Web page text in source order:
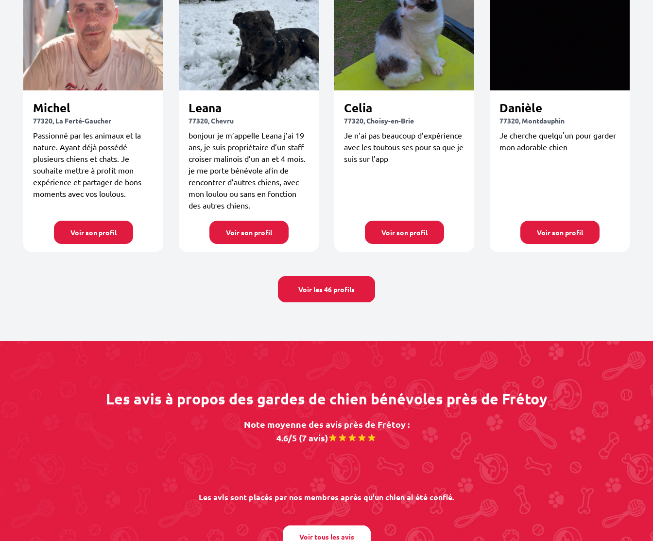
Michel
77320, La Ferté-Gaucher
Passionné par les animaux et la
nature. Ayant déjà possédé
plusieurs chiens et chats. Je
souhaite mettre à profit mon
expérience et partager de bons
moments avec vos loulous.
Voir son profil
Leana
77320, Chevru
bonjour je m’appelle Leana j’ai 19
ans, je suis propriétaire d’un staff
croiser malinois d’un an et 4 mois.
je me porte bénévole afin de
rencontrer d’autres chiens, avec
mon loulou ou sans en fonction
des autres chiens.
Voir son profil
Celia
77320, Choisy-en-Brie
Je n’ai pas beaucoup d’expérience
avec les toutous ses pour sa que je
suis sur l’app
Voir son profil
Danièle
77320, Montdauphin
Je cherche quelqu'un pour garder
mon adorable chien
Voir son profil
Voir les 46 profils
Les avis à propos des gardes de chien bénévoles près de Frétoy
Note moyenne des avis près de Frétoy :
4.6/5 (7 avis)
Les avis sont placés par nos membres après qu'un chien ai été confié.
Voir tous les avis